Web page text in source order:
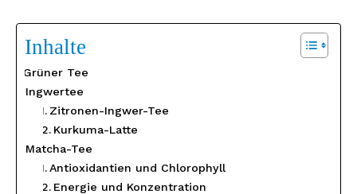
Inhalte
Grüner Tee
Ingwertee
Zitronen-Ingwer-Tee
Kurkuma-Latte
Matcha-Tee
Antioxidantien und Chlorophyll
Energie und Konzentration